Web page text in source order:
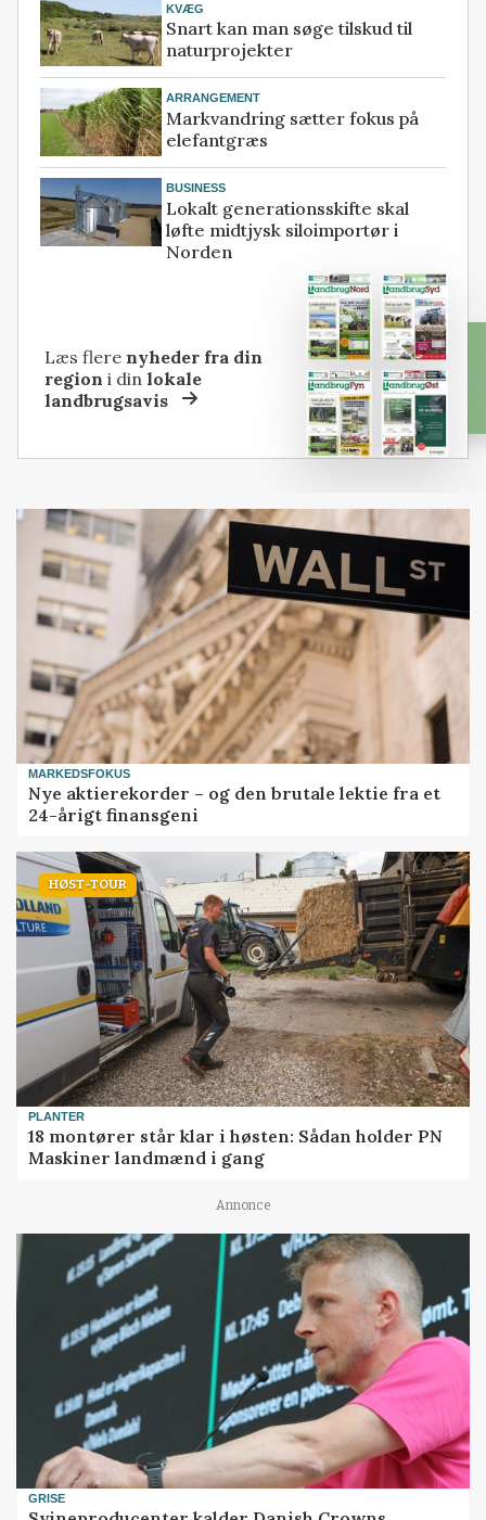
KVÆG
Snart kan man søge tilskud til
naturprojekter
ARRANGEMENT
Markvandring sætter fokus på
elefantgræs
BUSINESS
Lokalt generationsskifte skal
løfte midtjysk siloimportør i
Norden
Læs flere nyheder fra din
region i dinlokale
landbrugsavis
MARKEDSFOKUS
Nye aktierekorder – og den brutale lektie fra et
24-årigt finansgeni
HØST-TOUR
PLANTER
18 montører står klar i høsten: Sådan holder PN
Maskiner landmænd i gang
Annonce
GRISE